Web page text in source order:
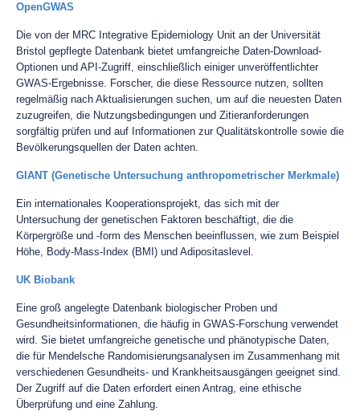
OpenGWAS
Die von der MRC Integrative Epidemiology Unit an der Universität
Bristol gepflegte Datenbank bietet umfangreiche Daten-Download-
Optionen und API-Zugriff, einschließlich einiger unveröffentlichter
GWAS-Ergebnisse. Forscher, die diese Ressource nutzen, sollten
regelmäßig nach Aktualisierungen suchen, um auf die neuesten Daten
zuzugreifen, die Nutzungsbedingungen und Zitieranforderungen
sorgfältig prüfen und auf Informationen zur Qualitätskontrolle sowie die
Bevölkerungsquellen der Daten achten.
GIANT (Genetische Untersuchung anthropometrischer Merkmale)
Ein internationales Kooperationsprojekt, das sich mit der
Untersuchung der genetischen Faktoren beschäftigt, die die
Körpergröße und -form des Menschen beeinflussen, wie zum Beispiel
Höhe, Body-Mass-Index (BMI) und Adipositaslevel.
UK Biobank
Eine groß angelegte Datenbank biologischer Proben und
Gesundheitsinformationen, die häufig in GWAS-Forschung verwendet
wird. Sie bietet umfangreiche genetische und phänotypische Daten,
die für Mendelsche Randomisierungsanalysen im Zusammenhang mit
verschiedenen Gesundheits- und Krankheitsausgängen geeignet sind.
Der Zugriff auf die Daten erfordert einen Antrag, eine ethische
Überprüfung und eine Zahlung.